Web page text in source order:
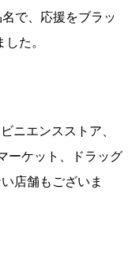
で、応援をブラッ
た。
ニエンスストア、
ーケット、ドラッグ
店舗もございま